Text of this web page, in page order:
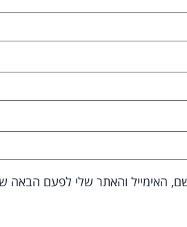
האימייל והאתר שלי לפעם הבאה